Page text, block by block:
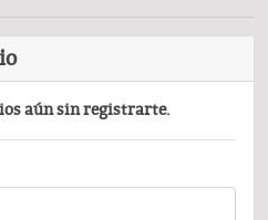
aún sin registrarte.